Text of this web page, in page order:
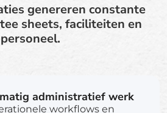
genereren constante
sheets, faciliteiten en
personeel.
administratief werk
workflows en